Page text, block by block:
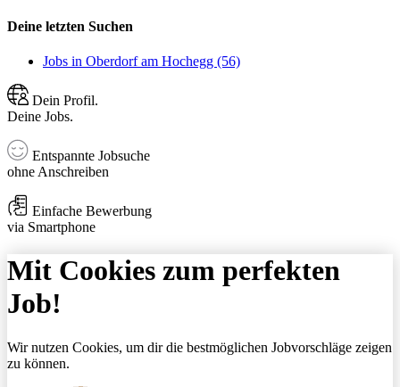
Deine letzten Suchen
Jobs in Oberdorf am Hochegg (56)
Dein Profil.
Deine Jobs.
Entspannte Jobsuche
ohne Anschreiben
Einfache Bewerbung
via Smartphone
Mit Cookies zum perfekten
Job!
Wir nutzen Cookies, um dir die bestmöglichen Jobvorschläge zeigen
zu können.